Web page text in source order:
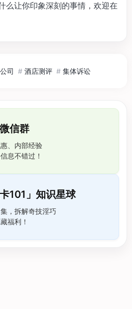
么让你印象深刻的事情，欢迎在
司 # 酒店测评 # 集体诉讼
信群
、内部经验
息不错过！
卡101」知识星球
，拆解奇技淫巧
福利！